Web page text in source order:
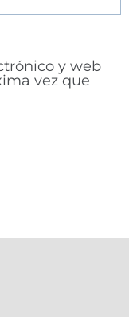
y web
vez que